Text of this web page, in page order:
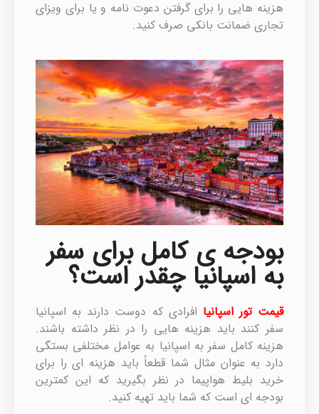
هزینه هایی را برای گرفتن دعوت نامه و یا برای ویزای
تجاری ضمانت بانکی صرف کنید.
بودجه ی کامل برای سفر
به اسپانیا چقدر است؟
قیمت تور اسپانیا افرادی که دوست دارند به اسپانیا
سفر کنند باید هزینه هایی را در نظر داشته باشند.
هزینه کامل سفر به اسپانیا به عوامل مختلفی بستگی
دارد به عنوان مثال شما قطعاً باید هزینه ای را برای
خرید بلیط هواپیما در نظر بگیرید که این کمترین
بودجه ای است که شما باید تهیه کنید.